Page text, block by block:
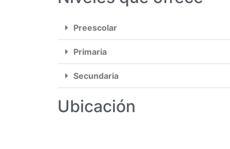
Preescolar
Primaria
Secundaria
Ubicación